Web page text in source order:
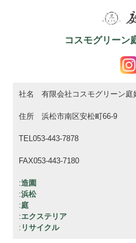
コスモグリーン
社名 有限会社コスモグリーン庭
住所 浜松市南区安松町66-9
TEL053-443-7878
FAX053-443-7180
:造園
:浜松
:庭
:エクステリア
: リサイクル